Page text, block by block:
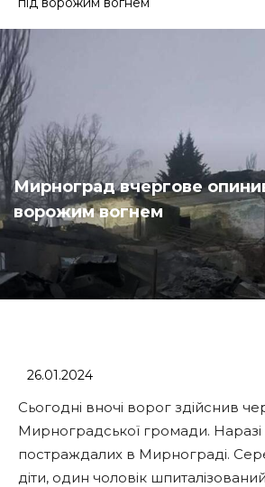
Мирноград вчергове
ворожим вогнем
26.01.2024
Сьогодні вночі ворог здійснив
Мирноградської громади.
постраждалих в Мирнограді.
діти, один чоловік